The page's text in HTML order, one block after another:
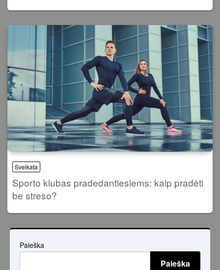
Sveikata
Sporto klubas pradedantiesiems: kaip pradėti
be streso?
Paieška
Paieška